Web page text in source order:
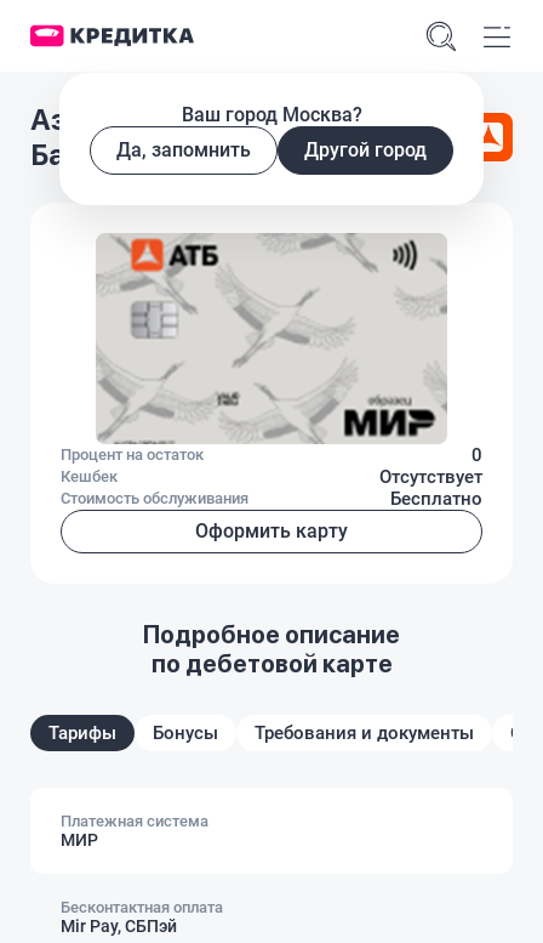
Ваш город Москва?
Да, запомнить
Другой город
Азиатско-Тихоокеанский
Банк АТБ карта
Процент на остаток 0
Кешбек Отсутствует
Стоимость обслуживания Бесплатно
Оформить карту
Подробное описание
по дебетовой карте
Тарифы Бонусы Требования и документы
Платежная система
МИР
Бесконтактная оплата
Mir Pay, СБПэй